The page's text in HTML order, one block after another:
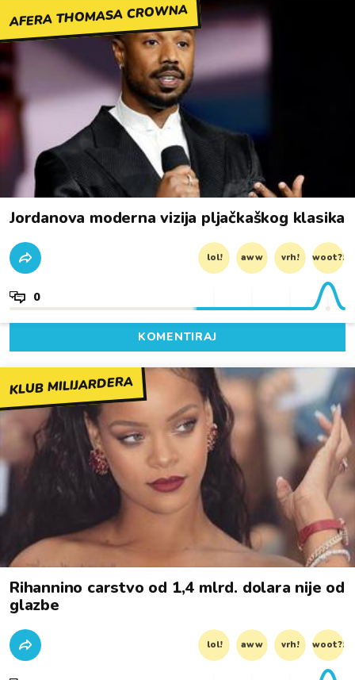
AFERA THOMASA CROWNA
Jordanova moderna vizija pljačkaškog klasika
lol! aww vrh! woot?!
0
KOMENTIRAJ
KLUB MILIJARDERA
Rihannino carstvo od 1,4 mlrd. dolara nije od
glazbe
lol! aww vrh! woot?!